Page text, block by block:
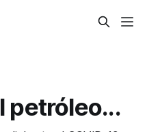
petróleo...